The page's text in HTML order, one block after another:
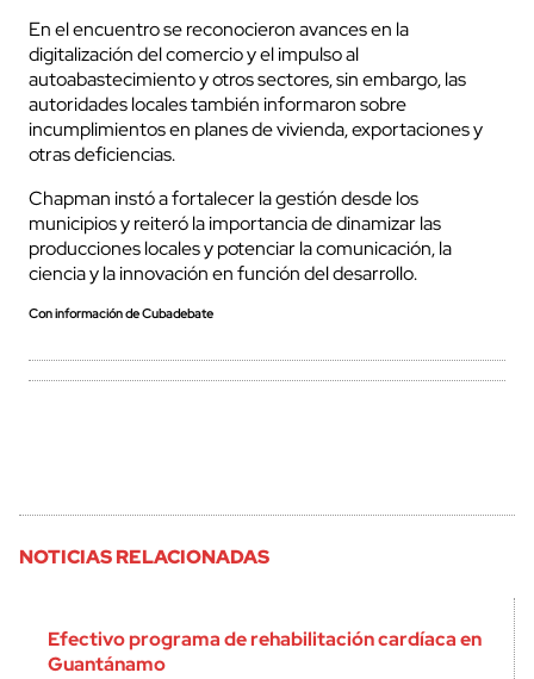
En el encuentro se reconocieron avances en la
digitalización del comercio y el impulso al
autoabastecimiento y otros sectores, sin embargo, las
autoridades locales también informaron sobre
incumplimientos en planes de vivienda, exportaciones y
otras deficiencias.
Chapman instó a fortalecer la gestión desde los
municipios y reiteró la importancia de dinamizar las
producciones locales y potenciar la comunicación, la
ciencia y la innovación en función del desarrollo.
Con información de Cubadebate
NOTICIAS RELACIONADAS
Efectivo programa de rehabilitación cardíaca en
Guantánamo